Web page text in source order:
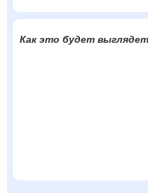
Как это будет